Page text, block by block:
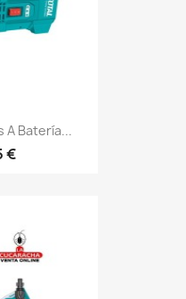
A Batería...
€